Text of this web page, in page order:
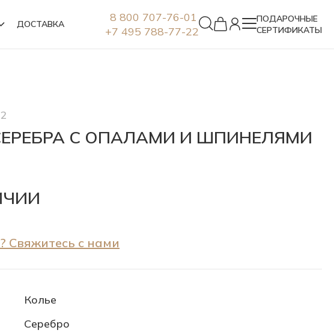
ДОСТАВКА
8 800 707-76-01
+7 495 788-77-22
ПОДАРОЧНЫЕ
СЕРТИФИКАТЫ
С ОПАЛАМИ И ШПИНЕЛЯМИ
Свяжитесь с нами
Колье
Серебро